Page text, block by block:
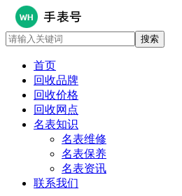
首页
回收品牌
回收价格
回收网点
名表知识
名表维修
名表保养
名表资讯
联系我们